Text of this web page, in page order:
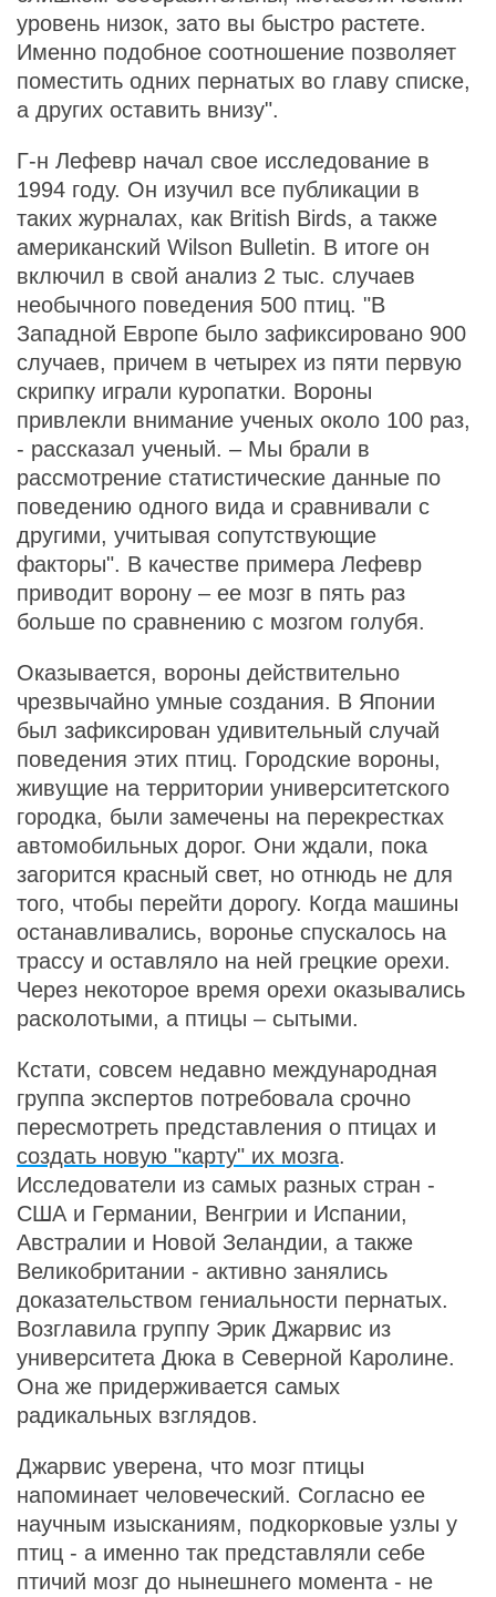
уровень низок, зато вы быстро растете.
Именно подобное соотношение позволяет
поместить одних пернатых во главу списке,
а других оставить внизу".
Г-н Лефевр начал свое исследование в
1994 году. Он изучил все публикации в
таких журналах, как British Birds, а также
американский Wilson Bulletin. В итоге он
включил в свой анализ 2 тыс. случаев
необычного поведения 500 птиц. "В
Западной Европе было зафиксировано 900
случаев, причем в четырех из пяти первую
скрипку играли куропатки. Вороны
привлекли внимание ученых около 100 раз,
- рассказал ученый. – Мы брали в
рассмотрение статистические данные по
поведению одного вида и сравнивали с
другими, учитывая сопутствующие
факторы". В качестве примера Лефевр
приводит ворону – ее мозг в пять раз
больше по сравнению с мозгом голубя.
Оказывается, вороны действительно
чрезвычайно умные создания. В Японии
был зафиксирован удивительный случай
поведения этих птиц. Городские вороны,
живущие на территории университетского
городка, были замечены на перекрестках
автомобильных дорог. Они ждали, пока
загорится красный свет, но отнюдь не для
того, чтобы перейти дорогу. Когда машины
останавливались, воронье спускалось на
трассу и оставляло на ней грецкие орехи.
Через некоторое время орехи оказывались
расколотыми, а птицы – сытыми.
Кстати, совсем недавно международная
группа экспертов потребовала срочно
пересмотреть представления о птицах и
создать новую "карту" их мозга.
Исследователи из самых разных стран -
США и Германии, Венгрии и Испании,
Австралии и Новой Зеландии, а также
Великобритании - активно занялись
доказательством гениальности пернатых.
Возглавила группу Эрик Джарвис из
университета Дюка в Северной Каролине.
Она же придерживается самых
радикальных взглядов.
Джарвис уверена, что мозг птицы
напоминает человеческий. Согласно ее
научным изысканиям, подкорковые узлы у
птиц - а именно так представляли себе
птичий мозг до нынешнего момента - не